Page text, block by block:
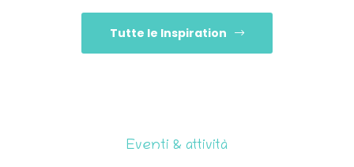
Tutte le Inspiration
Eventi & attività